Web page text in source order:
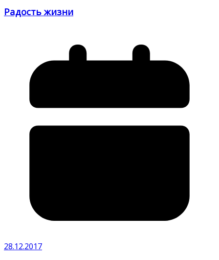
Радость жизни
28.12.2017